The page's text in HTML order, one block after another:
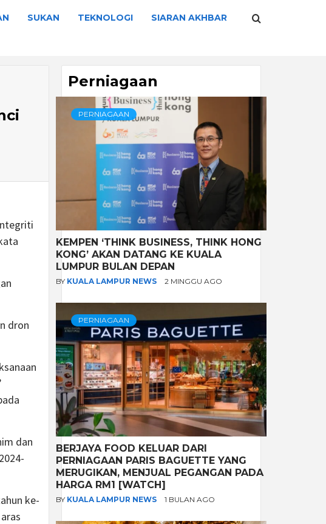
SUKAN TEKNOLOGI SIARAN AKHBAR
dron
dan
ke-
Perniagaan
PERNIAGAAN
KEMPEN ‘THINK BUSINESS, THINK HONG
KONG’ AKAN DATANG KE KUALA
LUMPUR BULAN DEPAN
BY KUALA LAMPUR NEWS 2 MINGGU AGO
PERNIAGAAN
BERJAYA FOOD KELUAR DARI
PERNIAGAAN PARIS BAGUETTE YANG
MERUGIKAN, MENJUAL PEGANGAN PADA
HARGA RM1 [WATCH]
BY KUALA LAMPUR NEWS 1 BULAN AGO